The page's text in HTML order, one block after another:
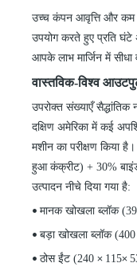
उच्च कंपन आवृत्ति और
उपयोग करते हुए प्रति
आपके लाभ मार्जिन में सीधा
वास्तविक-विश्व
उपरोक्त संख्याएँ
दक्षिण अमेरिका में कई
मशीन का परीक्षण किया
हुआ कंक्रीट) + 30%
उत्पादन नीचे दिया गया है:
• मानक खोखला ब्लॉक
• बड़ा खोखला ब्लॉक (400
• ठोस ईंट (240 × 115×